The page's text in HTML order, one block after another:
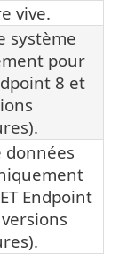
vive.
système
pour
8 et
données
Endpoint